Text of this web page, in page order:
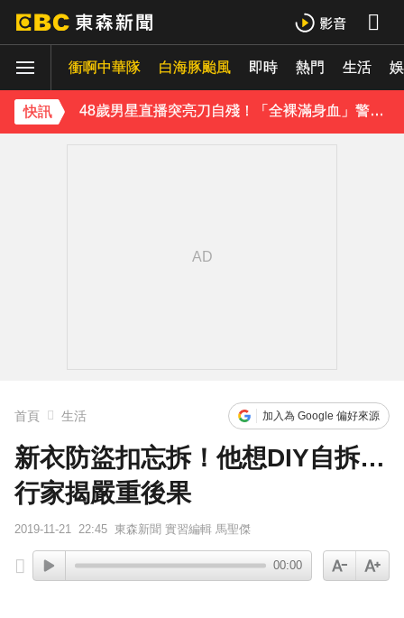
衝啊中華隊 白海豚颱風 即時 熱門 生活
快訊
《理財達人秀》X 安聯投信免費講座報名中！搶先卡位 2027
48歲男星直播突亮刀自殘！「全裸滿身血」警急破門 家屬發聲曝現況
遭前夫割頸脅迫！「兇版李毓芬」陷養套殺慘賠2000萬 2度遇感情詐騙
首頁 生活 加入為 Google 偏好來源
新衣防盜扣忘拆！他想DIY自拆…
行家揭嚴重後果
2019-11-21 22:45 東森新聞 實習編輯 馬聖傑
00:00